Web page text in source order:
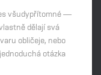
všudypřítomné —
dělají svá
obličeje, nebo
otázka